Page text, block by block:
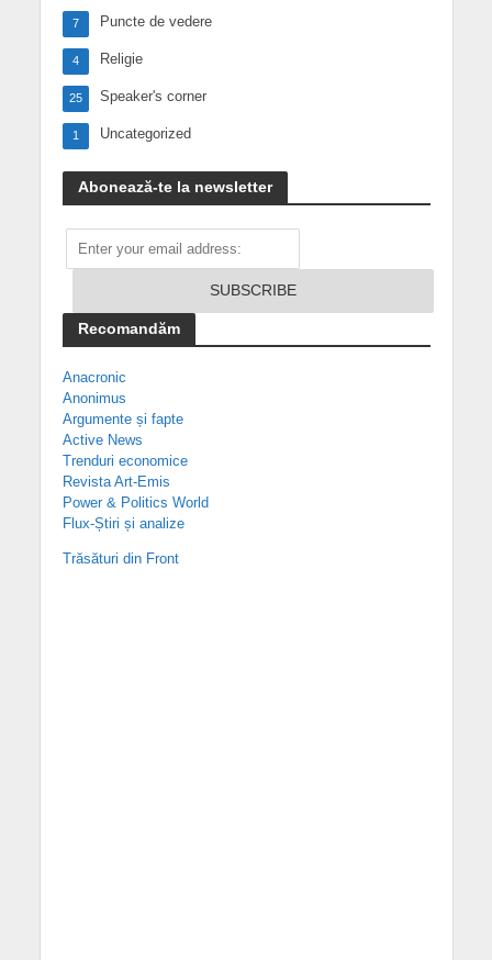
Puncte de vedere
7
Religie
4
Speaker's corner
25
Uncategorized
1
Abonează-te la newsletter
Recomandăm
Anacronic
Anonimus
Argumente și fapte
Active News
Trenduri economice
Revista Art-Emis
Power & Politics World
Flux-Știri și analize
Trăsături din Front